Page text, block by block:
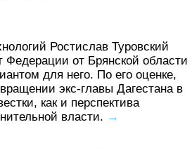
Ростислав Туровский
Федерации от Брянской области
для него. По его оценке,
экс-главы Дагестана в
как и перспектива
власти. →